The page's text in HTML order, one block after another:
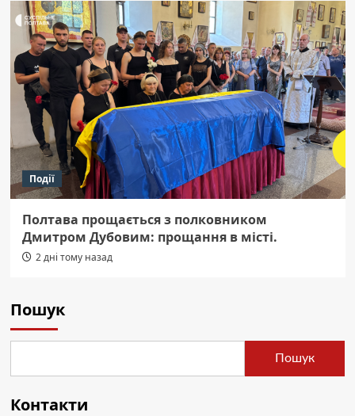
Події
Полтава прощається з полковником
Дмитром Дубовим: прощання в місті.
2 дні тому назад
Пошук
Пошук
Контакти